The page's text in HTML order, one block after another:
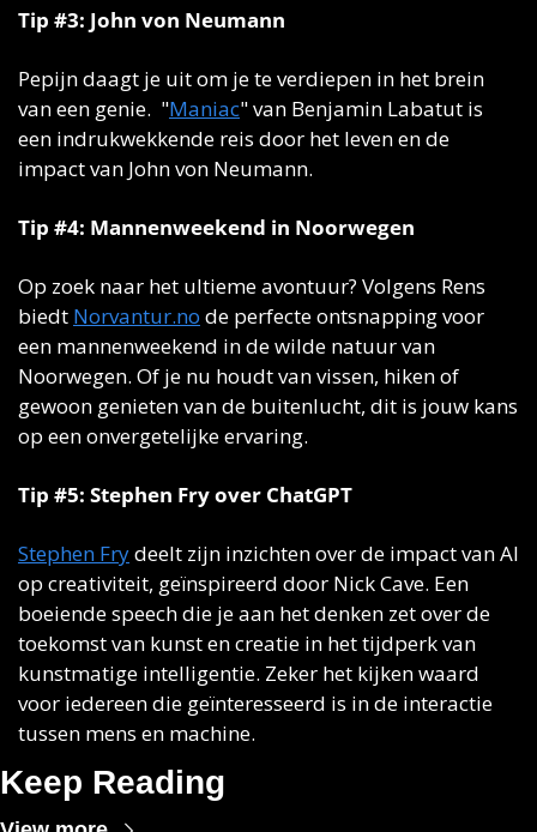
Tip #3: John von Neumann
Pepijn daagt je uit om je te verdiepen in het brein
van een genie.  "Maniac" van Benjamin Labatut is
een indrukwekkende reis door het leven en de
impact van John von Neumann.
Tip #4: Mannenweekend in Noorwegen
Op zoek naar het ultieme avontuur? Volgens Rens
biedt Norvantur.no de perfecte ontsnapping voor
een mannenweekend in de wilde natuur van
Noorwegen. Of je nu houdt van vissen, hiken of
gewoon genieten van de buitenlucht, dit is jouw kans
op een onvergetelijke ervaring.
Tip #5: Stephen Fry over ChatGPT
Stephen Fry deelt zijn inzichten over de impact van AI
op creativiteit, geïnspireerd door Nick Cave. Een
boeiende speech die je aan het denken zet over de
toekomst van kunst en creatie in het tijdperk van
kunstmatige intelligentie. Zeker het kijken waard
voor iedereen die geïnteresseerd is in de interactie
tussen mens en machine.
Keep Reading